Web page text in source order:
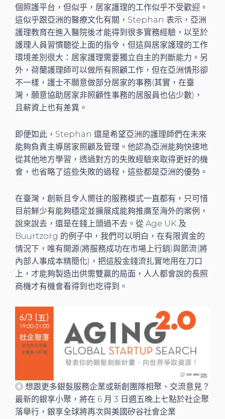
個照護平台，但似乎，居家護理的工作似乎不受歡迎。
這似乎跟亞洲的醫療文化有關，Stephan 表示，亞洲
護理教育在進入醫院後才能得到很多實務經驗，以至於
護理人員習慣聽從上面的指令，但這與居家護理的工作
環境差別很大：居家護理需要獨立自主的判斷能力。另
外，荷蘭護理師可以做所有照顧工作，但在亞洲情形卻
不一樣，護士不願意做部分居家的事務(其實，在臺
灣，願意協助居家非照顧性事務的居服員也佔少數)，
且薪資上也有差異。
即便如此，Stephan 還是希望亞洲的護理師們在未來
能夠負責主導居家照顧及管理。他認為亞洲能夠快速地
從其他地方學習，透過對方的失敗經驗來取得更好的機
會，也省略了這些失敗的過程，這些都是亞洲的優勢。
在臺灣，創新且令人嚮往的服務模式一直都有，只可惜
目前鮮少有能夠穩定並擴展成能夠推廣至海外的案例，
說來說去，還是在錢上頭過不去。從 Age UK 及
Buurtzorg 的例子中，我們可以明白，在有限資金的
情況下，唯有開源(將服務成功在市場上行銷)與節流(將
內部人事成本精簡化)，把這股金錢流扎實地用在刀口
上，才能夠製造出供需雙贏的局面，人人都會說的長照
商機才有機會看得到也吃得到。
◎ 想跟更多銀髮服務企業或新創團隊相聚、交流意見？
最新的銀享小聚，將在 6 月 3 日週五晚上七點於社企聚
落舉行，銀享全球將再次與美國矽谷社會企業